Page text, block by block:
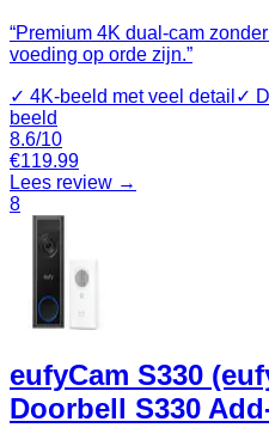
“Premium 4K dual-cam
voeding op orde zijn.”
✓ 4K-beeld met veel detail ✓
beeld
8.6/10
€119.99
Lees review →
8
eufyCam S330
Doorbell S330